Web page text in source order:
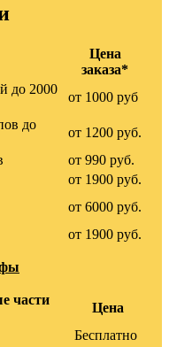
Цена
заказа*
до 2000
от 1000 руб
до
от 1200 руб.
от 990 руб.
от 1900 руб.
от 6000 руб.
от 1900 руб.
части
Цена
Бесплатно